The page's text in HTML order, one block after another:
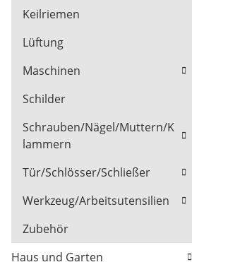
Keilriemen
Lüftung
Maschinen
Schilder
Schrauben/Nägel/Muttern/K
lammern
Tür/Schlösser/Schließer
Werkzeug/Arbeitsutensilien
Zubehör
Haus und Garten